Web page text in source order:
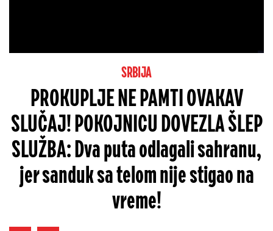
SRBIJA
PROKUPLJE NE PAMTI OVAKAV
SLUČAJ! POKOJNICU DOVEZLA ŠLEP
SLUŽBA: Dva puta odlagali sahranu,
jer sanduk sa telom nije stigao na
vreme!